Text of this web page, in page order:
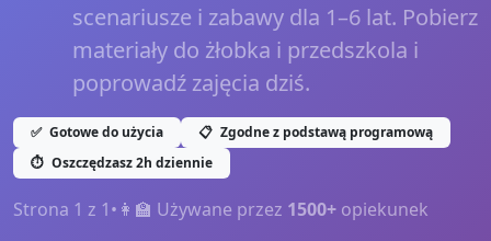
scenariusze i zabawy dla 1–6 lat. Pobierz
materiały do żłobka i przedszkola i
poprowadź zajęcia dziś.
✅ Gotowe do użycia 📋 Zgodne z podstawą programową
⏱️ Oszczędzasz 2h dziennie
Strona 1 z 1• 👩‍🏫 Używane przez 1500+ opiekunek